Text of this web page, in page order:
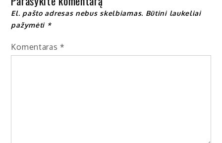
El. pašto adresas nebus skelbiamas. Būtini laukeliai
pažymėti *
Komentaras *